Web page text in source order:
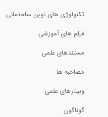
12:58
تکنولوژی های نوین ساختمانی
فیلم های آموزشی
مستندهای علمی
مصاحبه ها
وبینارهای علمی
گوناگون